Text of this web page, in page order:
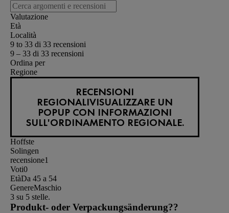
Valutazione
Età
Località
9 to 33 di 33 recensioni
9 – 33 di 33 recensioni
Ordina per
Regione
RECENSIONI
REGIONALIVISUALIZZARE UN
POPUP CON INFORMAZIONI
SULL'ORDINAMENTO REGIONALE.
Hoffste
Solingen
recensione1
Voti0
EtàDa 45 a 54
GenereMaschio
3 su 5 stelle.
Produkt- oder Verpackungsänderung??